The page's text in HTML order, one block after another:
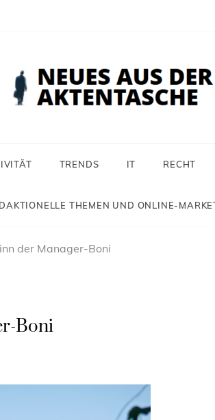
TRENDS IT RECHT
THEMEN UND ONLINE-
der Manager-Boni
Boni